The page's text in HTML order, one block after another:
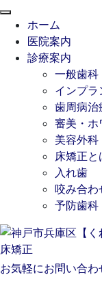
ホーム
医院案内
診療案内
一般歯科
インプラ
歯周病治
審美・ホ
美容外科
床矯正と
入れ歯
咬み合わ
予防歯科
お気軽にお問い合わ